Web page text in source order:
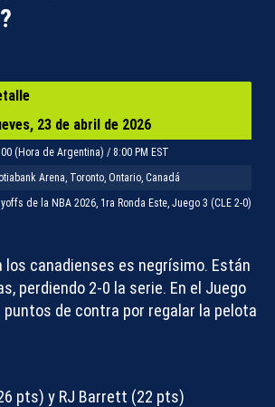
23 de abril de 2026
(Hora de Argentina) / 8:00 PM EST
Arena, Toronto, Ontario, Canadá
de la NBA 2026, 1ra Ronda Este, Juego 3 (CLE 2-0)
los canadienses es negrísimo. Están
perdiendo 2-0 la serie. En el Juego
puntos de contra por regalar la pelota
pts) y RJ Barrett (22 pts)